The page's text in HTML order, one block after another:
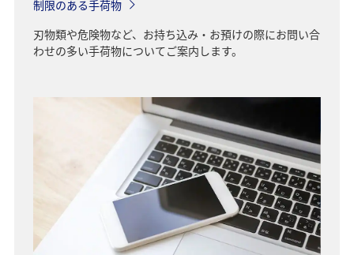
制限のある手荷物
刃物類や危険物など、お持ち込み・お預けの際にお問い合
わせの多い手荷物についてご案内します。